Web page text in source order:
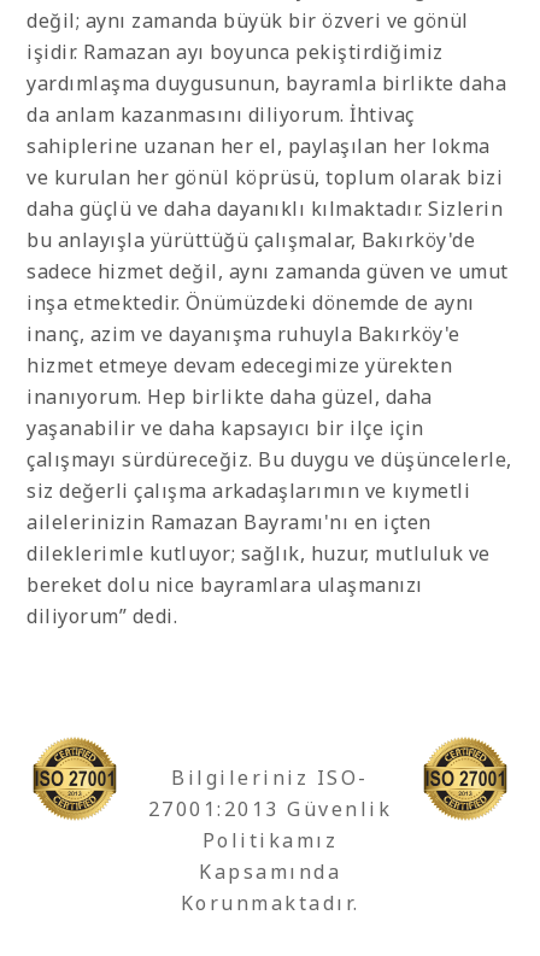
değil; aynı zamanda büyük bir özveri ve gönül
işidir. Ramazan ayı boyunca pekiştirdiğimiz
yardımlaşma duygusunun, bayramla birlikte daha
da anlam kazanmasını diliyorum. İhtivaç
sahiplerine uzanan her el, paylaşılan her lokma
ve kurulan her gönül köprüsü, toplum olarak bizi
daha güçlü ve daha dayanıklı kılmaktadır. Sizlerin
bu anlayışla yürüttüğü çalışmalar, Bakırköy'de
sadece hizmet değil, aynı zamanda güven ve umut
inşa etmektedir. Önümüzdeki dönemde de aynı
inanç, azim ve dayanışma ruhuyla Bakırköy'e
hizmet etmeye devam edecegimize yürekten
inanıyorum. Hep birlikte daha güzel, daha
yaşanabilir ve daha kapsayıcı bir ilçe için
çalışmayı sürdüreceğiz. Bu duygu ve düşüncelerle,
siz değerli çalışma arkadaşlarımın ve kıymetli
ailelerinizin Ramazan Bayramı'nı en içten
dileklerimle kutluyor; sağlık, huzur, mutluluk ve
bereket dolu nice bayramlara ulaşmanızı
diliyorum” dedi.
Bilgileriniz ISO-
27001:2013 Güvenlik
Politikamız
Kapsamında
Korunmaktadır.